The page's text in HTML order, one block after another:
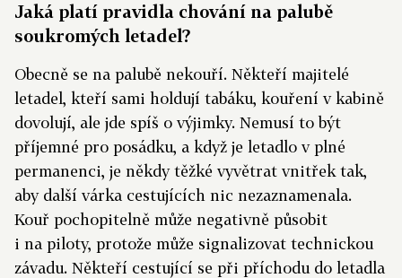
Jaká platí pravidla chování na palubě
soukromých letadel?
Obecně se na palubě nekouří. Někteří majitelé
letadel, kteří sami holdují tabáku, kouření v kabině
dovolují, ale jde spíš o výjimky. Nemusí to být
příjemné pro posádku, a když je letadlo v plné
permanenci, je někdy těžké vyvětrat vnitřek tak,
aby další várka cestujících nic nezaznamenala.
Kouř pochopitelně může negativně působit
i na piloty, protože může signalizovat technickou
závadu. Někteří cestující se při příchodu do letadla